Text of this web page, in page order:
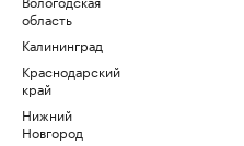
область
Калининград
Краснодарский
край
Нижний
Новгород